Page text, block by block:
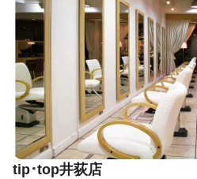
tip･top井荻店